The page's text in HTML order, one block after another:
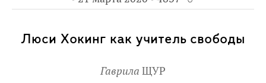
Люси Хокинг как учитель свободы
Гаврила ЩУР